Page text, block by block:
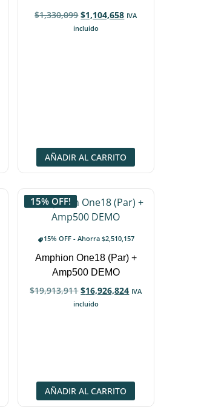
$1,330,099 $1,104,658 IVA
incluido
AÑADIR AL CARRITO
15% OFF!
15% OFF - Ahorra $2,510,157
Amphion One18 (Par) +
Amp500 DEMO
$19,913,911 $16,926,824 IVA
incluido
AÑADIR AL CARRITO